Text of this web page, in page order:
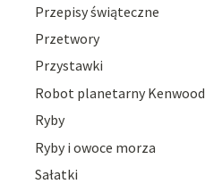
Przepisy świąteczne
Przetwory
Przystawki
Robot planetarny Kenwood
Ryby
Ryby i owoce morza
Sałatki